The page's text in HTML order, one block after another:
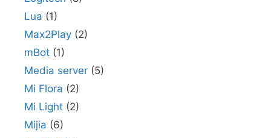
Lua (1)
Max2Play (2)
mBot (1)
Media server (5)
Mi Flora (2)
Mi Light (2)
Mijia (6)